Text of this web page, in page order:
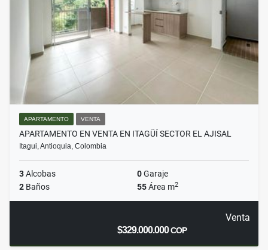
APARTAMENTO VENTA
APARTAMENTO EN VENTA EN ITAGÜÍ SECTOR EL AJISAL
Itagui, Antioquia, Colombia
3Alcobas 0Garaje
2 Baños 55Área m2
Venta
$329.000.000COP